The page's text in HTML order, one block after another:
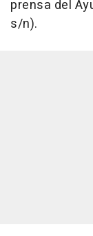
prensa del
s/n).